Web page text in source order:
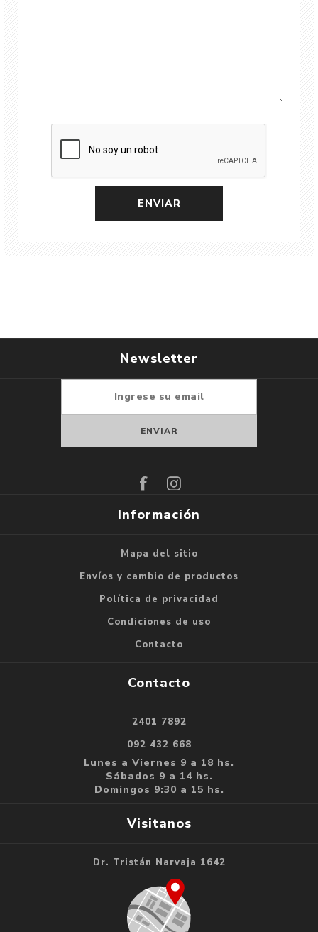
Newsletter
Información
Mapa del sitio
Envíos y cambio de productos
Política de privacidad
Condiciones de uso
Contacto
Contacto
2401 7892
092 432 668
Lunes a Viernes 9 a 18 hs.
Sábados 9 a 14 hs.
Domingos 9:30 a 15 hs.
Visitanos
Dr. Tristán Narvaja 1642